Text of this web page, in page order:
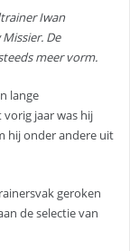
Iwan
De
meer vorm.
lange
jaar was hij
hij onder andere uit
geroken
de selectie van